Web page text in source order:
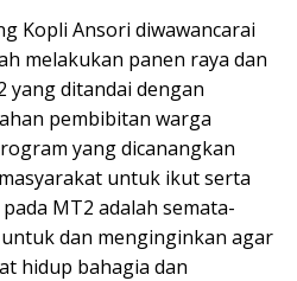
Kopli Ansori diwawancarai
melakukan panen raya dan
yang ditandai dengan
pembibitan warga
yang dicanangkan
untuk ikut serta
MT2 adalah semata-
dan menginginkan agar
hidup bahagia dan